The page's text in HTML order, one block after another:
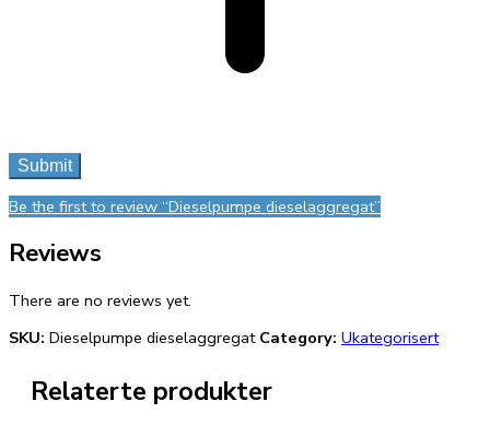
Be the first to review “Dieselpumpe dieselaggregat”
Reviews
There are no reviews yet.
SKU: Dieselpumpe dieselaggregat Category: Ukategorisert
Relaterte produkter